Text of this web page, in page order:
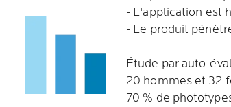
- L'application est
- Le produit
Étude par auto-
20 hommes et 32
70 % de